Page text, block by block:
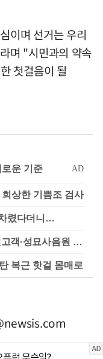
이며 선거는 우리
며 "시민과의 약속
첫걸음이 될
상한 기쁨조 검사
렸다더니…
'가성비 워터밤' 한강수영장…문신고객·성묘사음원 민원
복근 핫걸 몸매로